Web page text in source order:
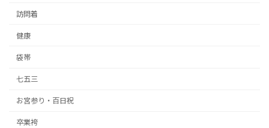
訪問着
健康
袋帯
七五三
お宮参り・百日祝
卒業袴